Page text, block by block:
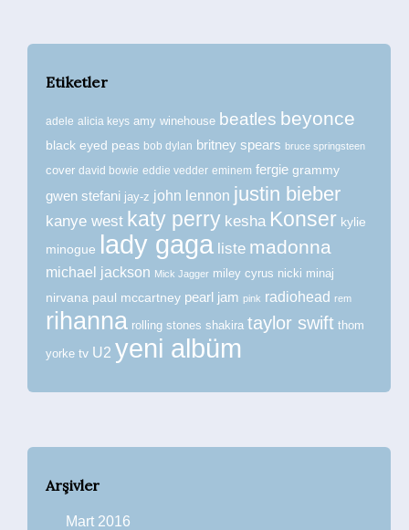
Etiketler
adele alicia keys amy winehouse beatles beyonce
black eyed peas bob dylan britney spears bruce springsteen
cover david bowie eddie vedder eminem fergie grammy
gwen stefani jay-z john lennon justin bieber
kanye west katy perry kesha Konser kylie
minogue lady gaga liste madonna
michael jackson Mick Jagger miley cyrus nicki minaj
nirvana paul mccartney pearl jam pink radiohead rem
rihanna rolling stones shakira taylor swift thom
yorke tv U2 yeni albüm
Arşivler
Mart 2016